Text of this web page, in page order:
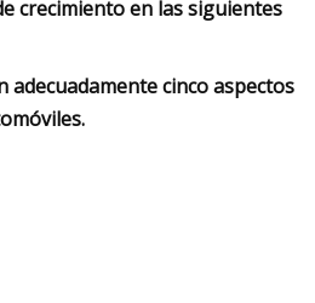
crecimiento en las siguientes
adecuadamente cinco aspectos